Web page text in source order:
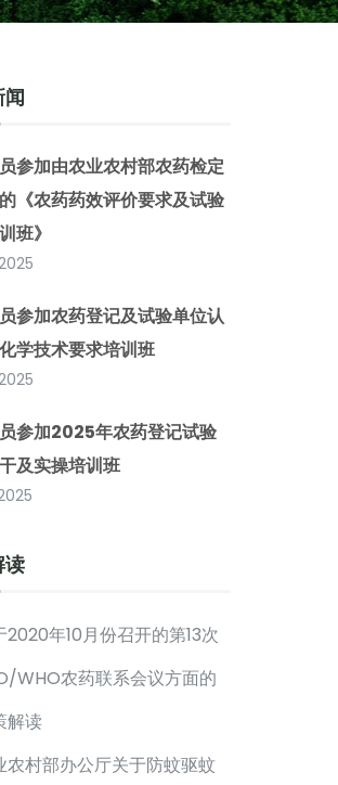
闻
参加由农业农村部农药检定
《农药药效评价要求及试验
班》
参加农药登记及试验单位认
学技术要求培训班
参加2025年农药登记试验
及实操培训班
读
2020年10月份召开的第13次
WHO农药联系会议方面的
解读
农村部办公厅关于防蚊驱蚊